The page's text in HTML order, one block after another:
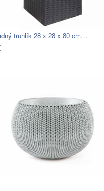
truhlík 28 x 28 x 80 cm…